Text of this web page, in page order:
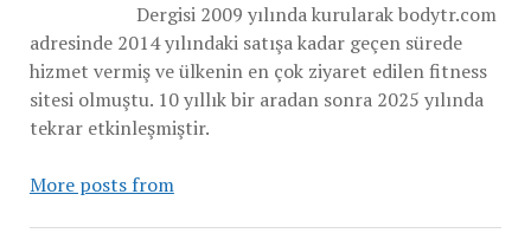
Dergisi 2009 yılında kurularak bodytr.com
adresinde 2014 yılındaki satışa kadar geçen sürede
hizmet vermiş ve ülkenin en çok ziyaret edilen fitness
sitesi olmuştu. 10 yıllık bir aradan sonra 2025 yılında
tekrar etkinleşmiştir.
More posts from